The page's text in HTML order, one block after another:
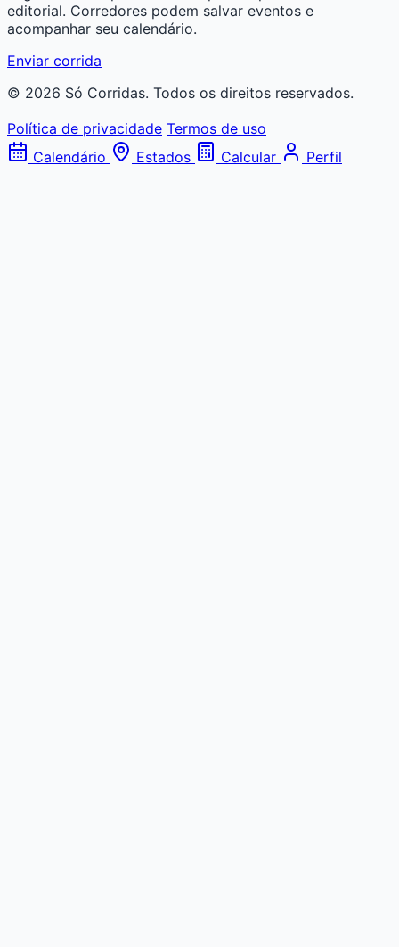
editorial. Corredores podem salvar eventos e
acompanhar seu calendário.
Enviar corrida
© 2026 Só Corridas. Todos os direitos reservados.
Política de privacidade Termos de uso
Calendário
Estados Calcular Perfil